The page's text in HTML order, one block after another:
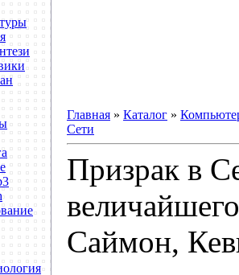
Главная » Каталог »
Сети
Призрак в
Саймон,